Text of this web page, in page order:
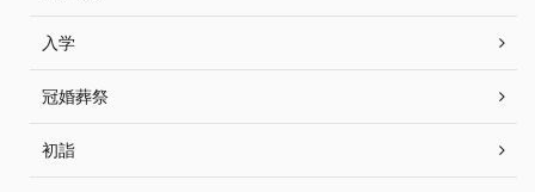
入学
冠婚葬祭
初詣